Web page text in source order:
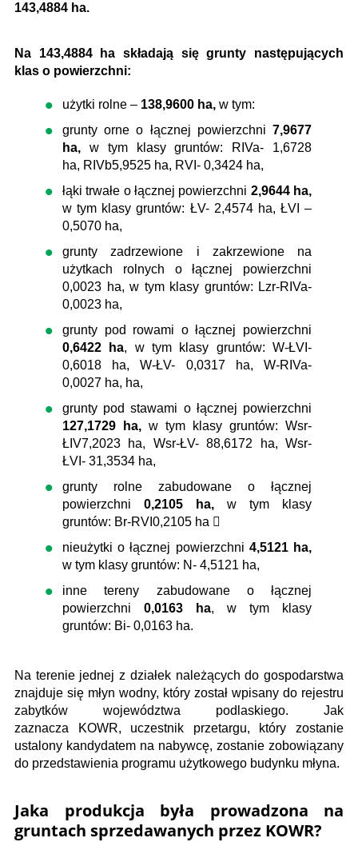
143,4884 ha.
Na 143,4884 ha składają się grunty następujących
klas o powierzchni:
użytki rolne – 138,9600 ha, w tym:
grunty orne o łącznej powierzchni 7,9677
ha, w tym klasy gruntów: RIVa- 1,6728
ha, RIVb5,9525 ha, RVI- 0,3424 ha,
łąki trwałe o łącznej powierzchni 2,9644 ha,
w tym klasy gruntów: ŁV- 2,4574 ha, ŁVI –
0,5070 ha,
grunty zadrzewione i zakrzewione na
użytkach rolnych o łącznej powierzchni
0,0023 ha, w tym klasy gruntów: Lzr-RIVa-
0,0023 ha,
grunty pod rowami o łącznej powierzchni
0,6422 ha, w tym klasy gruntów: W-ŁVI-
0,6018 ha, W-ŁV- 0,0317 ha, W-RIVa-
0,0027 ha, ha,
grunty pod stawami o łącznej powierzchni
127,1729 ha, w tym klasy gruntów: Wsr-
ŁIV7,2023 ha, Wsr-ŁV- 88,6172 ha, Wsr-
ŁVI- 31,3534 ha,
grunty rolne zabudowane o łącznej
powierzchni 0,2105 ha, w tym klasy
gruntów: Br-RVI0,2105 ha 
nieużytki o łącznej powierzchni 4,5121 ha,
w tym klasy gruntów: N- 4,5121 ha,
inne tereny zabudowane o łącznej
powierzchni 0,0163 ha, w tym klasy
gruntów: Bi- 0,0163 ha.
Na terenie jednej z działek należących do gospodarstwa
znajduje się młyn wodny, który został wpisany do rejestru
zabytków województwa podlaskiego. Jak
zaznacza KOWR, uczestnik przetargu, który zostanie
ustalony kandydatem na nabywcę, zostanie zobowiązany
do przedstawienia programu użytkowego budynku młyna.
Jaka produkcja była prowadzona na
gruntach sprzedawanych przez KOWR?